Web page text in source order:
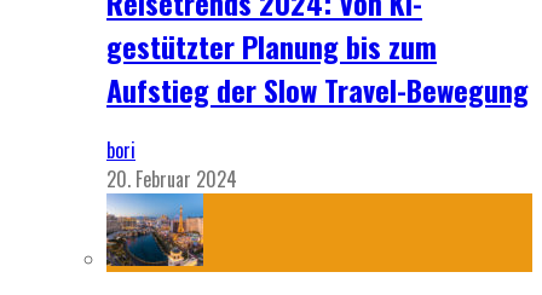
gestützter Planung bis zum
Aufstieg der Slow Travel-Bewegung
bori
20. Februar 2024